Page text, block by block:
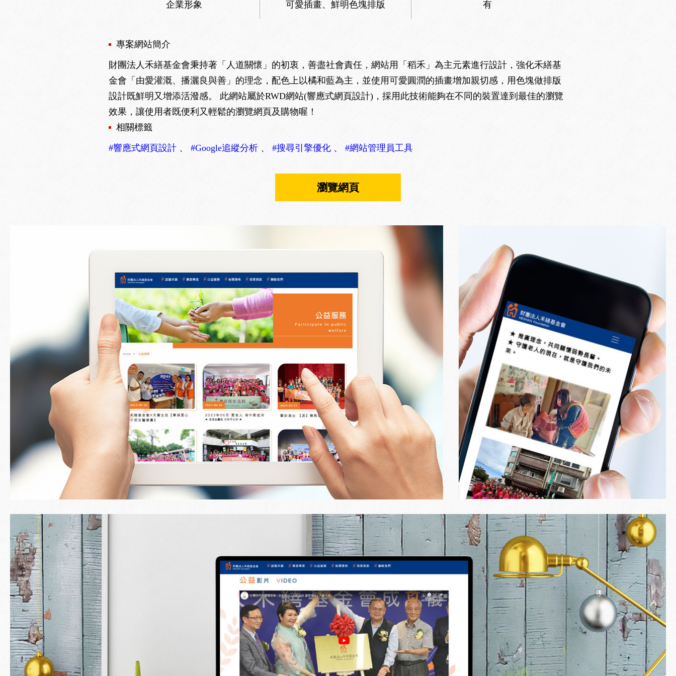
企業形象 可愛插畫、鮮明色塊排版 有
專案網站簡介
財團法人禾繕基金會秉持著「人道關懷」的初衷，善盡社會責任，網站用「稻禾」為主元素進行設計，強化禾繕基
金會「由愛灌溉、播灑良與善」的理念，配色上以橘和藍為主，並使用可愛圓潤的插畫增加親切感，用色塊做排版
設計既鮮明又增添活潑感。 此網站屬於RWD網站(響應式網頁設計)，採用此技術能夠在不同的裝置達到最佳的瀏覽
效果，讓使用者既便利又輕鬆的瀏覽網頁及購物喔！
相關標籤
#響應式網頁設計 、 #Google追縱分析 、 #搜尋引擎優化 、 #網站管理員工具
瀏覽網頁